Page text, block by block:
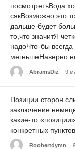
посмотретьВода
сякВозможно это
дальше будет
то,что значитЯ
надоЧто-бы
мегньшеНаверно
AbramsDiz 9
Позиции сторон
заключение
какие-то
конкретных
Roobertdymn